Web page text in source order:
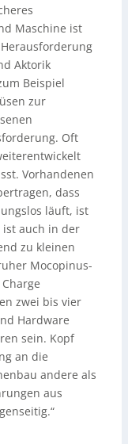
Maschine ist
Aktorik
Beispiel
zur
Oft
Vorhandenen
dass
läuft, ist
ist auch in der
zu kleinen
Mocopinus-
zwei bis vier
Hardware
sein. Kopf
an die
andere als
aus